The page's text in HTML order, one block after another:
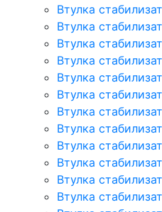
Втулка
Втулка
Втулка
Втулка
Втулка
Втулка
Втулка
Втулка
Втулка
Втулка
Втулка
Втулка